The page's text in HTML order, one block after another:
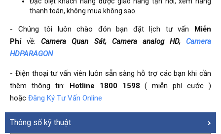
thanh toán, không mua không sao.
- Chúng tôi luôn chào đón bạn đặt lịch tư vấn Miễn
Phívề: Camera Quan Sát, Camera analog HD, Camera
HDPARAGON
- Điện thoại tư vấn viên luôn sẵn sàng hỗ trợ các bạn khi cần
thêm thông tin: Hotline 1800 1598 ( miễn phí cước )
hoặc Đăng Ký Tư Vấn Online
Thông số kỹ thuật